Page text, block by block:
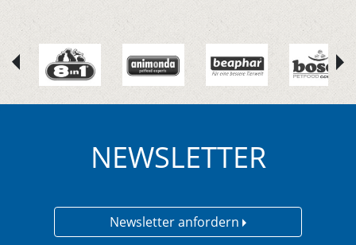
NEWSLETTER
Newsletter anfordern